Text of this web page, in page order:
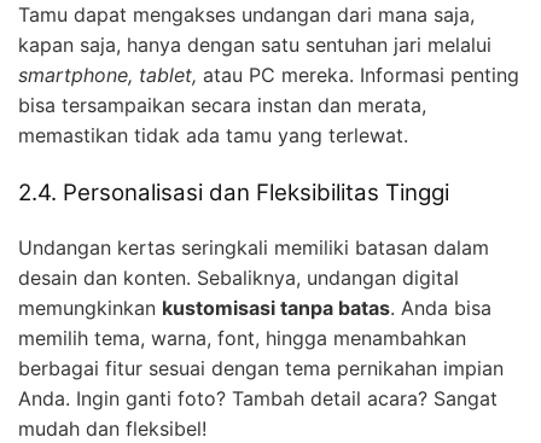
Tamu dapat mengakses undangan dari mana saja,
kapan saja, hanya dengan satu sentuhan jari melalui
smartphone, tablet, atau PC mereka. Informasi penting
bisa tersampaikan secara instan dan merata,
memastikan tidak ada tamu yang terlewat.
2.4. Personalisasi dan Fleksibilitas Tinggi
Undangan kertas seringkali memiliki batasan dalam
desain dan konten. Sebaliknya, undangan digital
memungkinkan kustomisasi tanpa batas. Anda bisa
memilih tema, warna, font, hingga menambahkan
berbagai fitur sesuai dengan tema pernikahan impian
Anda. Ingin ganti foto? Tambah detail acara? Sangat
mudah dan fleksibel!